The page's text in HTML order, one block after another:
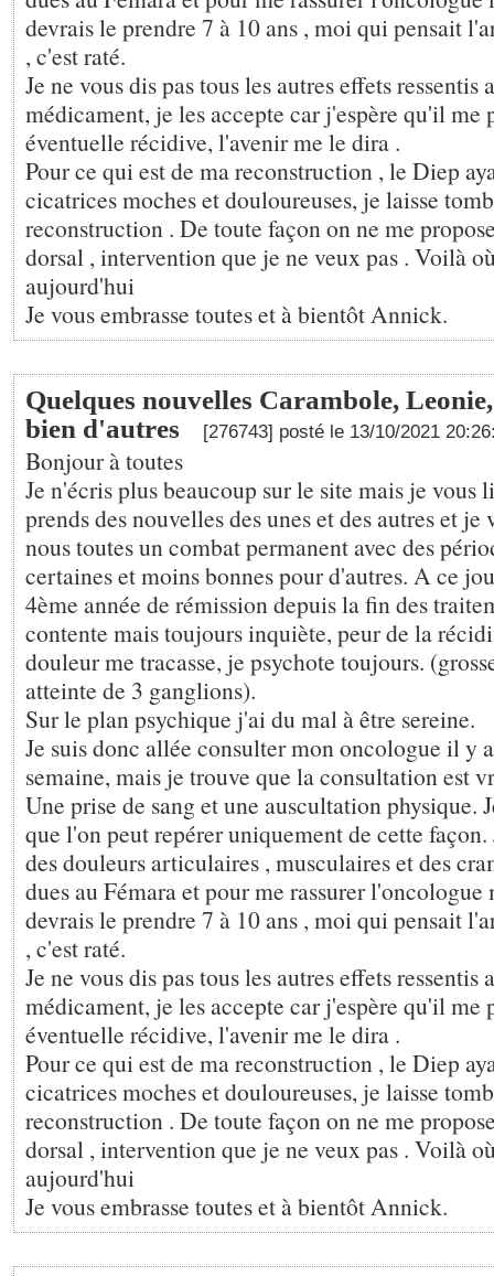
devrais le prendre 7 à 10 ans , moi qui pensait
, c'est raté.
Je ne vous dis pas tous les autres effets ressentis
médicament, je les accepte car j'espère qu'il me
éventuelle récidive, l'avenir me le dira .
Pour ce qui est de ma reconstruction , le Diep
cicatrices moches et douloureuses, je laisse
reconstruction . De toute façon on ne me
dorsal , intervention que je ne veux pas . Voilà
aujourd'hui
Je vous embrasse toutes et à bientôt Annick.
Quelques nouvelles Carambole,
bien d'autres
[276743] posté le 13/10/2021
Bonjour à toutes
Je n'écris plus beaucoup sur le site mais je vous
prends des nouvelles des unes et des autres et je
nous toutes un combat permanent avec des
certaines et moins bonnes pour d'autres. A ce
4ème année de rémission depuis la fin des
contente mais toujours inquiète, peur de la
douleur me tracasse, je psychote toujours.
atteinte de 3 ganglions).
Sur le plan psychique j'ai du mal à être sereine.
Je suis donc allée consulter mon oncologue il y
semaine, mais je trouve que la consultation est
Une prise de sang et une auscultation physique.
que l'on peut repérer uniquement de cette
des douleurs articulaires , musculaires et des
dues au Fémara et pour me rassurer
devrais le prendre 7 à 10 ans , moi qui pensait
, c'est raté.
Je ne vous dis pas tous les autres effets ressentis
médicament, je les accepte car j'espère qu'il me
éventuelle récidive, l'avenir me le dira .
Pour ce qui est de ma reconstruction , le Diep
cicatrices moches et douloureuses, je laisse
reconstruction . De toute façon on ne me
dorsal , intervention que je ne veux pas . Voilà
aujourd'hui
Je vous embrasse toutes et à bientôt Annick.